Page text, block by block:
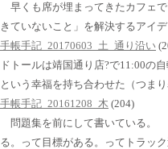
早くも席が埋まってきたカフェ
きていないこと」を解決するアイ
手帳手記_20170603_土_通り沿い
ドトールは靖国通り店?で11:00の
という幸福を持ち合わせた（つま
手帳手記_20161208_木 (204)
問題集を前にして書いている。
る。って目標がある。ってトラッ